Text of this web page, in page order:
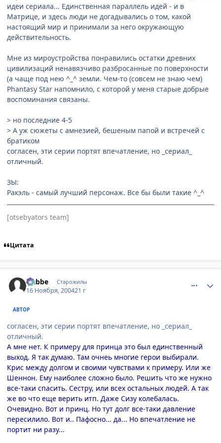
идеи сериала... Единственная параллель идей - и в
Матрице, и здесь люди не догадывались о том, какой
настоящий мир и принимали за него окружающую
действительность.
Мне из мироустройства понравились остатки древних
цивилизаций ненавязчиво разбросанные по поверхности
(а чаще под нею ^_^ земли. Чем-то (совсем не знаю чем)
Phantasy Star напомнило, с которой у меня старые добрые
воспоминания связаны.
> но последние 4-5
> А уж сюжеты с амнезией, бешеным папой и встречей с
братиком
согласен, эти серии портят впечатление, но _сериал_
отличный.
ЗЫ:
Ракэль - самый лучший персонаж. Все бы были такие ^_^
[otsebyators team]
Цитата
Nabbe Старожилы
16 Ноября, 200421 г
АВТОР
согласен, эти серии портят впечатление, но _сериал_
отличный.
А мне нет. К примеру для принца это был единственный
выход. Я так думаю. Там очнеь многие герои выбирали.
Крис между долгом и своими чувствами к примеру. Или же
Шеннон. Ему наиболее сложно было. Решить что же нужно
все-таки спасить. Сестру, или всех остальных людей. А так
же во что еще верить итп. Даже Сизу колебалась.
Очевидно. Вот и принц. Но тут долг все-таки давление
пересилило. Вот и.. Пафосно... да... Но впечатление не
портит ни разу...